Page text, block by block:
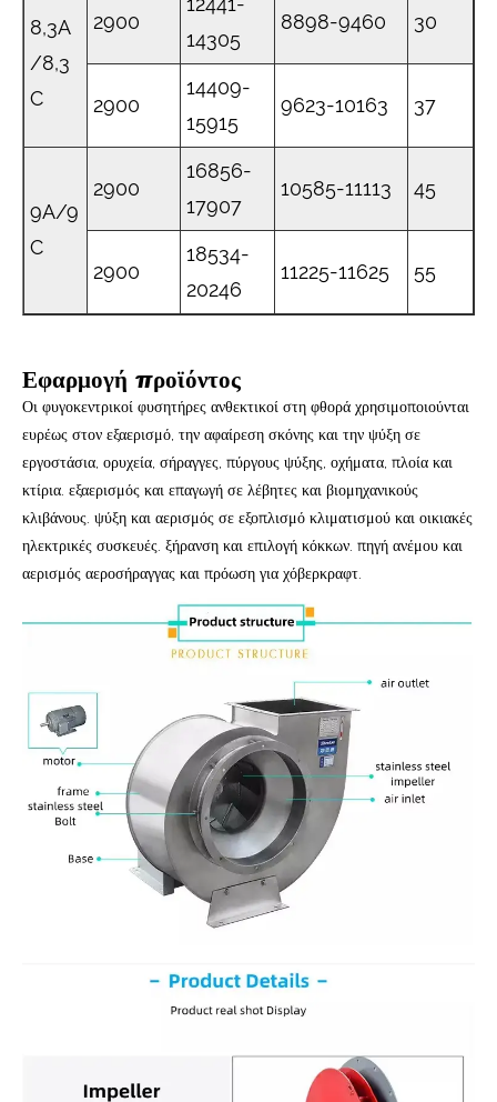
8,3A
/8,3
C
2900
14305
8898-9460 30
2900
14409-
15915
9623-10163 37
9A/9
C
2900
16856-
17907
10585-11113 45
2900
18534-
20246
11225-11625 55
Εφαρμογή προϊόντος
Οι φυγοκεντρικοί φυσητήρες ανθεκτικοί στη φθορά χρησιμοποιούνται
ευρέως στον εξαερισμό, την αφαίρεση σκόνης και την ψύξη σε
εργοστάσια, ορυχεία, σήραγγες, πύργους ψύξης, οχήματα, πλοία και
κτίρια. εξαερισμός και επαγωγή σε λέβητες και βιομηχανικούς
κλιβάνους. ψύξη και αερισμός σε εξοπλισμό κλιματισμού και οικιακές
ηλεκτρικές συσκευές. ξήρανση και επιλογή κόκκων. πηγή ανέμου και
αερισμός αεροσήραγγας και πρόωση για χόβερκραφτ.